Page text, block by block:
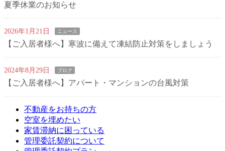
夏季休業のお知らせ
2026年1月21日 ニュース
【ご入居者様へ】寒波に備えて凍結防止対策をしましょう
2024年8月29日 ブログ
【ご入居者様へ】アパート・マンションの台風対策
不動産をお持ちの方
空室を埋めたい
家賃滞納に困っている
管理委託契約について